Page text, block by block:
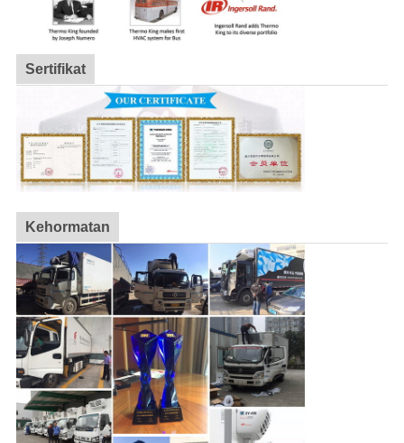
Sertifikat
Kehormatan